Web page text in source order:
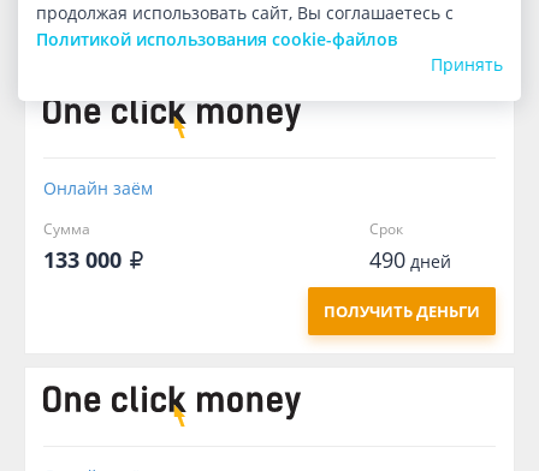
ПОЛУЧИТЬ ДЕНЬГИ
Онлайн заём
Сумма
133 000
Срок
490дней
ПОЛУЧИТЬ ДЕНЬГИ
продолжая использовать сайт, Вы соглашаетесь с
Политикой использования cookie-файлов
Принять